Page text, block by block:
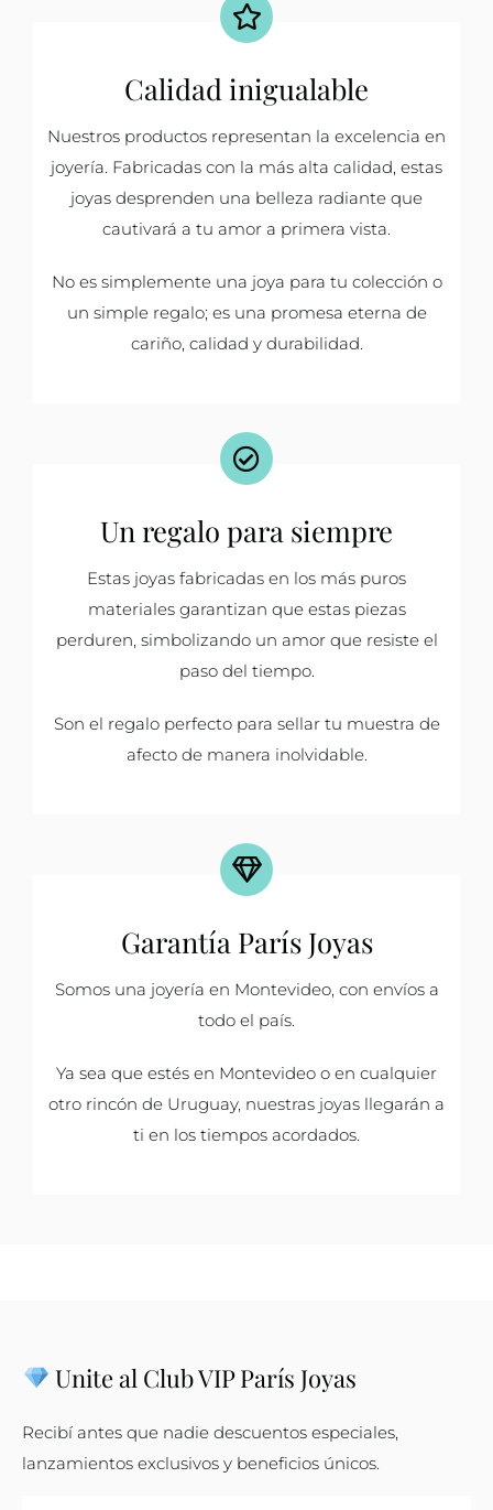
Calidad inigualable
Nuestros productos representan la excelencia en
joyería. Fabricadas con la más alta calidad, estas
joyas desprenden una belleza radiante que
cautivará a tu amor a primera vista.
No es simplemente una joya para tu colección o
un simple regalo; es una promesa eterna de
cariño, calidad y durabilidad.
Un regalo para siempre
Estas joyas fabricadas en los más puros
materiales garantizan que estas piezas
perduren, simbolizando un amor que resiste el
paso del tiempo.
Son el regalo perfecto para sellar tu muestra de
afecto de manera inolvidable.
Garantía París Joyas
Somos una joyería en Montevideo, con envíos a
todo el país.
Ya sea que estés en Montevideo o en cualquier
otro rincón de Uruguay, nuestras joyas llegarán a
ti en los tiempos acordados.
Unite al Club VIP París Joyas
Recibí antes que nadie descuentos especiales,
lanzamientos exclusivos y beneficios únicos.